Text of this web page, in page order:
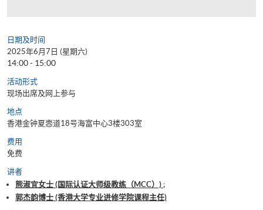
日期及时间
2025年6月7日 (星期六)
14:00 - 15:00
活动形式
现场出席及网上参与
地点
香港金钟夏悫道18号海富中心3楼303室
费用
免费
讲者
熊淑宜女士 (国际认证大师级教练（MCC）) ;
郭杰韵博士 (香港大学专业进修学院课程主任)